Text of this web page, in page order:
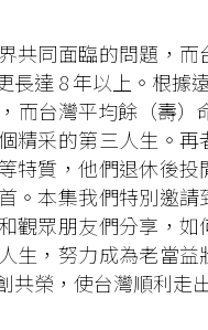
共同面臨的問題，
長達 8 年以上。根據
而台灣平均餘（壽）
精采的第三人生。
特質，他們退休後
。本集我們特別邀
觀眾朋友們分享，
生，努力成為老當
共榮，使台灣順利走